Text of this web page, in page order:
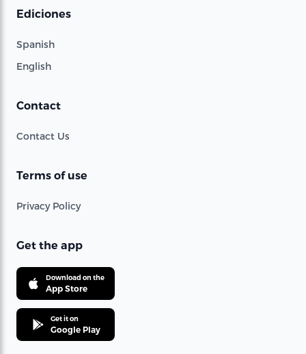
Ediciones
Spanish
English
Contact
Contact Us
Terms of use
Privacy Policy
Get the app
Download on the
App Store
Get it on
Google Play